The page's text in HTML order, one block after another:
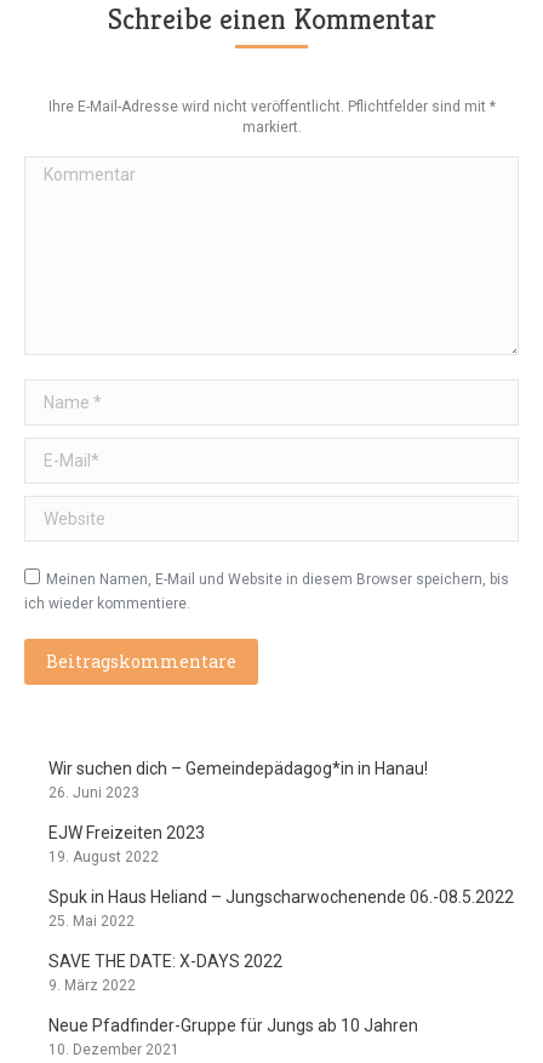
Schreibe einen Kommentar
Ihre E-Mail-Adresse wird nicht veröffentlicht. Pflichtfelder sind mit *
markiert.
Kommentar
Name *
E-Mail *
Website
Meinen Namen, E-Mail und Website in diesem Browser speichern, bis
ich wieder kommentiere.
Beitragskommentare
Wir suchen dich – Gemeindepädagog*in in Hanau!
26. Juni 2023
EJW Freizeiten 2023
19. August 2022
Spuk in Haus Heliand – Jungscharwochenende 06.-08.5.2022
25. Mai 2022
SAVE THE DATE: X-DAYS 2022
9. März 2022
Neue Pfadfinder-Gruppe für Jungs ab 10 Jahren
10. Dezember 2021